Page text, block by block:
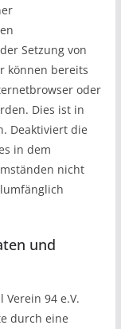
Setzung von
können bereits
oder
Dies ist in
Deaktiviert die
in dem
nicht
und
94 e.V.
durch eine